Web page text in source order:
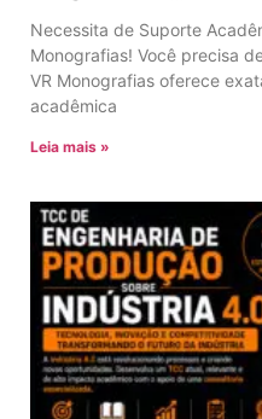
Necessita de Suporte
Monografias! Você precisa
VR Monografias oferece
acadêmica
Leia mais »